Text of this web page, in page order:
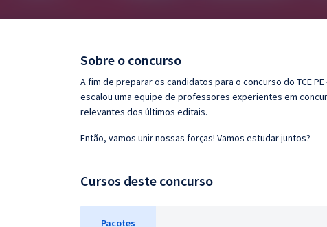
Questões grátis
Sobre o concurso
A fim de preparar os candidatos para o concurso do TCE
escalou uma equipe de professores experientes em
relevantes dos últimos editais.
Então, vamos unir nossas forças! Vamos estudar juntos?
Cursos deste concurso
Pacotes